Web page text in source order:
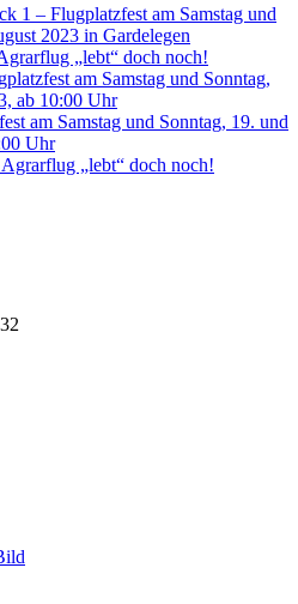
1 – Flugplatzfest am Samstag und
2023 in Gardelegen
„lebt“ doch noch!
am Samstag und Sonntag,
ab 10:00 Uhr
am Samstag und Sonntag, 19. und
Uhr
„lebt“ doch noch!